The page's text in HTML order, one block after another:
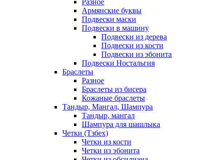
Разное
Армянские буквы
Подвески маски
Подвески в машину
Подвески из дерева
Подвески из кости
Подвески из эбонита
Подвески Ностальгия
Браслеты
Разное
Браслеты из бисера
Кожаные браслеты
Тандыр, Мангал, Шампура
Тандыр, мангал
Шампура для шашлыка
Четки (Тзбех)
Четки из кости
Четки из эбонита